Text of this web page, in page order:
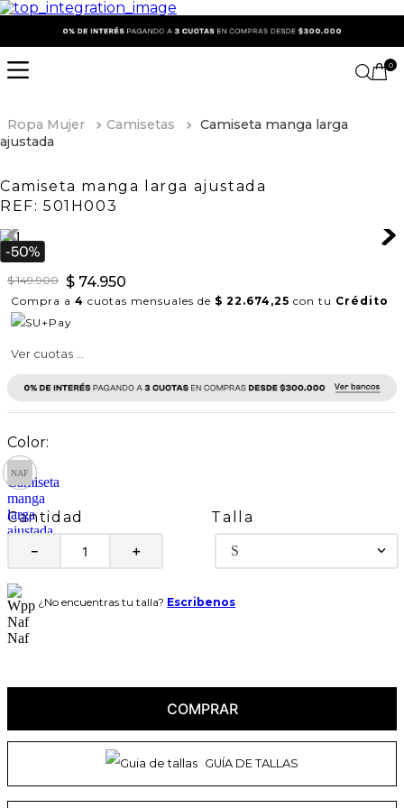
0
Ropa Mujer Camisetas
Camiseta manga larga
ajustada
Camiseta manga larga ajustada
REF: 501H003
$ 149.900 $ 74.950
Compra a 4 cuotas mensuales de $ 22.674,25 con tu Crédito
Ver cuotas ...
Cantidad
＋
－
Talla
S
¿No encuentras tu talla? Escribenos
COMPRAR
GUÍA DE TALLAS